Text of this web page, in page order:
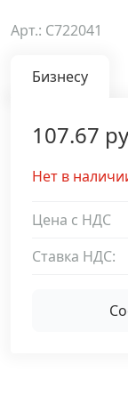
Уценка
Анкерная
Дюбельная
Арт.: C722041
Бизнесу
107.67
Нет в
Цена с НДС
Ставка НДС: